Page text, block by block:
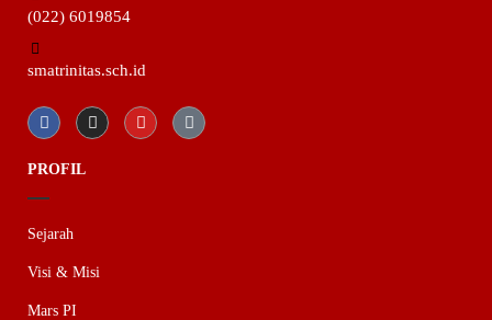
(022) 6019854
smatrinitas.sch.id
PROFIL
Sejarah
Visi & Misi
Mars PI